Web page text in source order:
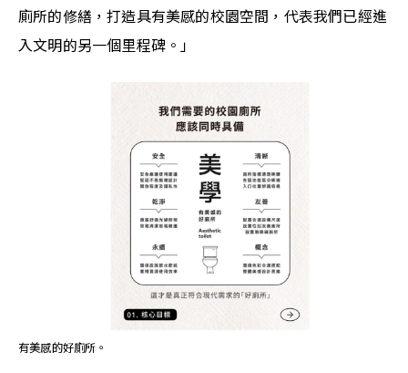
廁所的修繕，打造具有美感的校園空間，代表我們已經進
入文明的另一個里程碑。」
有美感的好廁所。